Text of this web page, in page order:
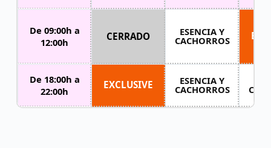
De 09:00h a
12:00h
CERRADO ESENCIA Y
CACHORROS
De 18:00h a
22:00h
EXCLUSIVE ESENCIA Y
CACHORROS